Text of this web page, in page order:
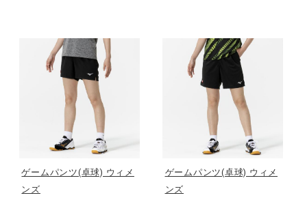
ソフトボール
柔道
ウィンタースポーツ
ゲームパンツ(卓球) ウィメ
ンズ
ゲームパンツ(卓球) ウィメ
ンズ